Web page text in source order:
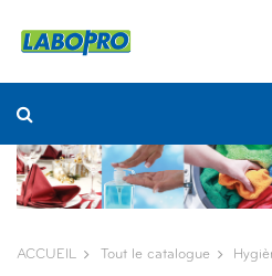
ACCUEIL Tout le catalogue